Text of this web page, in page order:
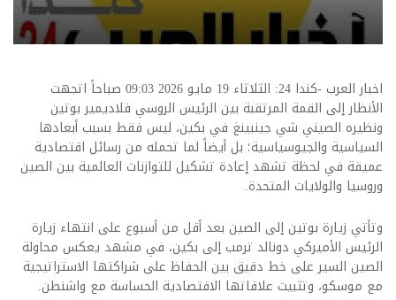
اخبار العرب -كندا 24: الثلاثاء 19 مايو 2026 09:03 صباحاً اتجهت
الأنظار إلى القمة المرتقبة بين الرئيس الروسي فلاديمير بوتين
ونظيره الصيني شي جينبينغ في بكين، ليس فقط بسبب أبعادها
السياسية والجيوسياسية؛ بل أيضاً لما تحمله من رسائل اقتصادية
عميقة في لحظة تشهد إعادة تشكيل للتوازنات العالمية بين الصين
وروسيا والولايات المتحدة.
وتأتي زيارة بوتين إلى الصين بعد أقل من أسبوع على انتهاء زيارة
الرئيس الأميركي دونالد ترمب إلى بكين، في مشهد يعكس محاولة
الصين السير على خط دقيق بين الحفاظ على شراكتها الاستراتيجية
مع موسكو، وتثبيت علاقاتها الاقتصادية الحساسة مع واشنطن.